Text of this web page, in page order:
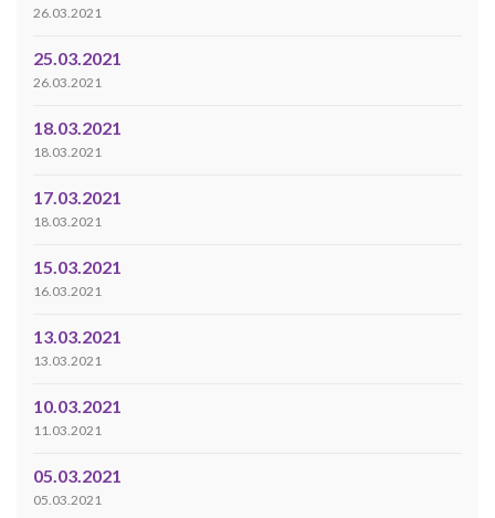
26.03.2021
25.03.2021
26.03.2021
18.03.2021
18.03.2021
17.03.2021
18.03.2021
15.03.2021
16.03.2021
13.03.2021
13.03.2021
10.03.2021
11.03.2021
05.03.2021
05.03.2021